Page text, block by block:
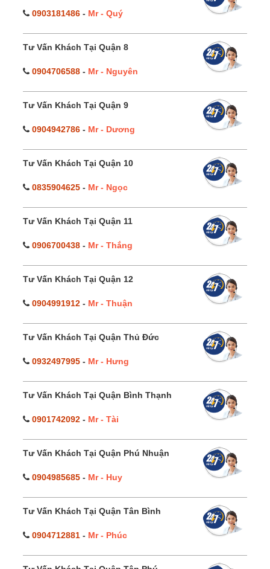
0903181486 - Mr - Quý
Tư Vấn Khách Tại Quận 8
0904706588 - Mr - Nguyên
Tư Vấn Khách Tại Quận 9
0904942786 - Mr - Dương
Tư Vấn Khách Tại Quận 10
0835904625 - Mr - Ngọc
Tư Vấn Khách Tại Quận 11
0906700438 - Mr - Thắng
Tư Vấn Khách Tại Quận 12
0904991912 - Mr - Thuận
Tư Vấn Khách Tại Quận Thủ Đức
0932497995 - Mr - Hưng
Tư Vấn Khách Tại Quận Bình Thạnh
0901742092 - Mr - Tài
Tư Vấn Khách Tại Quận Phú Nhuận
0904985685 - Mr - Huy
Tư Vấn Khách Tại Quận Tân Bình
0904712881 - Mr - Phúc